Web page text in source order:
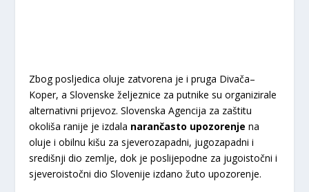
Zbog posljedica oluje zatvorena je i pruga Divača–
Koper, a Slovenske željeznice za putnike su organizirale
alternativni prijevoz. Slovenska Agencija za zaštitu
okoliša ranije je izdala narančasto upozorenje na
oluje i obilnu kišu za sjeverozapadni, jugozapadni i
središnji dio zemlje, dok je poslijepodne za jugoistočni i
sjeveroistočni dio Slovenije izdano žuto upozorenje.